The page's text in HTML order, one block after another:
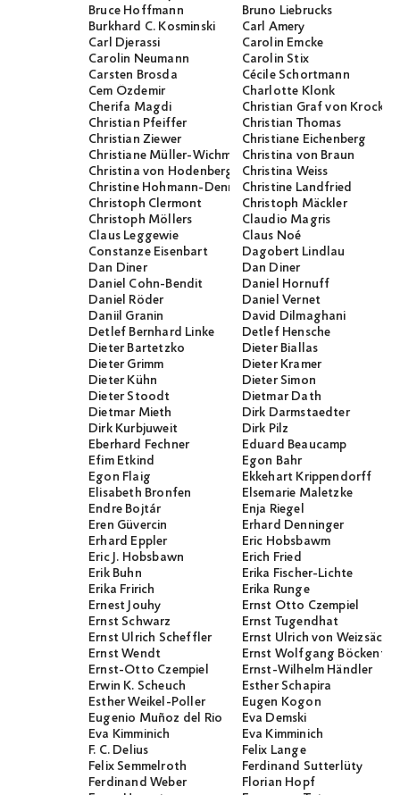
Bruce Hoffmann
Bruno Liebrucks
Burkhard C. Kosminski
Carl Amery
Carl Djerassi
Carolin Emcke
Carolin Neumann
Carolin Stix
Carsten Brosda
Cécile Schortmann
Cem Özdemir
Charlotte Klonk
Cherifa Magdi
Christian Graf von
Christian Pfeiffer
Christian Thomas
Christian Ziewer
Christiane Eichenberg
Christiane Müller-WichmannChristina von Braun
Christina von Hodenberg
Christina Weiss
Christine Hohmann-DennhardtChristine Landfried
Christoph Clermont
Christoph Mäckler
Christoph Möllers
Claudio Magris
Claus Leggewie
Claus Noé
Constanze Eisenbart
Dagobert Lindlau
Dan Diner
Dan Diner
Daniel Cohn-Bendit
Daniel Hornuff
Daniel Röder
Daniel Vernet
Daniil Granin
David Dilmaghani
Detlef Bernhard Linke
Detlef Hensche
Dieter Bartetzko
Dieter Biallas
Dieter Grimm
Dieter Kramer
Dieter Kühn
Dieter Simon
Dieter Stoodt
Dietmar Dath
Dietmar Mieth
Dirk Darmstaedter
Dirk Kurbjuweit
Dirk Pilz
Eberhard Fechner
Eduard Beaucamp
Efim Etkind
Egon Bahr
Egon Flaig
Ekkehart Krippendorff
Elisabeth Bronfen
Elsemarie Maletzke
Endre Bojtár
Enja Riegel
Eren Güvercin
Erhard Denninger
Erhard Eppler
Eric Hobsbawm
Eric J. Hobsbawn
Erich Fried
Erik Buhn
Erika Fischer-Lichte
Erika Fririch
Erika Runge
Ernest Jouhy
Ernst Otto Czempiel
Ernst Schwarz
Ernst Tugendhat
Ernst Ulrich Scheffler
Ernst Ulrich von Weizsäcker
Ernst Wendt
Ernst Wolfgang
Ernst-Otto Czempiel
Ernst-Wilhelm Händler
Erwin K. Scheuch
Esther Schapira
Esther Weikel-Poller
Eugen Kogon
Eugenio Muñoz del Rio
Eva Demski
Eva Kimminich
Eva Kimminich
F. C. Delius
Felix Lange
Felix Semmelroth
Ferdinand Sutterlüty
Ferdinand Weber
Florian Hopf